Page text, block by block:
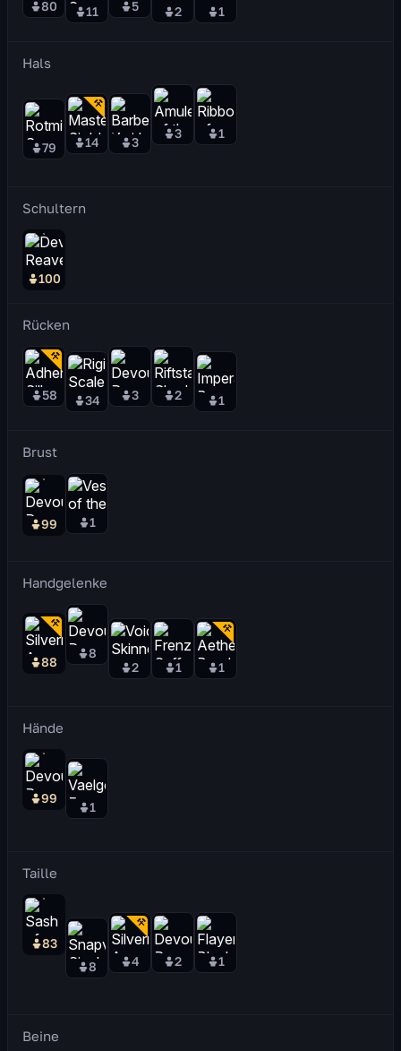
80 11 5 2 1
Hals
79 14 3
3 1
Schultern
100
Rücken
58 34 3 2 1
Brust
99 1
Handgelenke
88
8
2
1 1
Hände
99
1
Taille
83
8
4 2 1
Beine